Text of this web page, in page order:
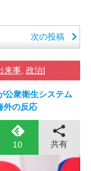
次の投稿
来事, 政治]
公衆衛生システム
外の反応
10 共有